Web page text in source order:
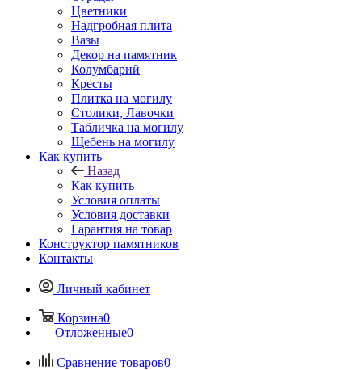
Цветники
Надгробная плита
Вазы
Декор на памятник
Колумбарий
Кресты
Плитка на могилу
Столики, Лавочки
Табличка на могилу
Щебень на могилу
Как купить
Назад
Как купить
Условия оплаты
Условия доставки
Гарантия на товар
Конструктор памятников
Контакты
Личный кабинет
Корзина0
Отложенные0
Сравнение товаров0